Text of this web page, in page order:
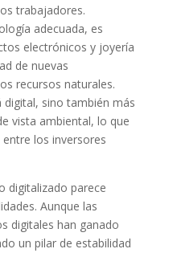
trabajadores.
adecuada, es
electrónicos y joyería
de nuevas
recursos naturales.
sino también más
vista ambiental, lo que
los inversores
digitalizado parece
Aunque las
digitales han ganado
un pilar de estabilidad